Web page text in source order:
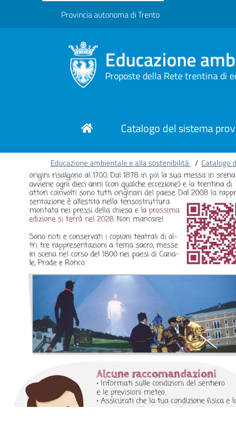
Provincia autonoma di Trento
Educazione
Proposte della Rete trentina di
Catalogo del sistema
Educazione ambientale e alla sostenibilità / Catalogo